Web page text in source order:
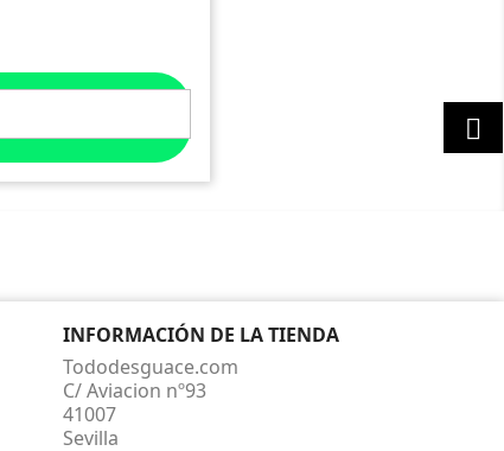

INFORMACIÓN DE LA TIENDA
Tododesguace.com
C/ Aviacion nº93
41007
Sevilla